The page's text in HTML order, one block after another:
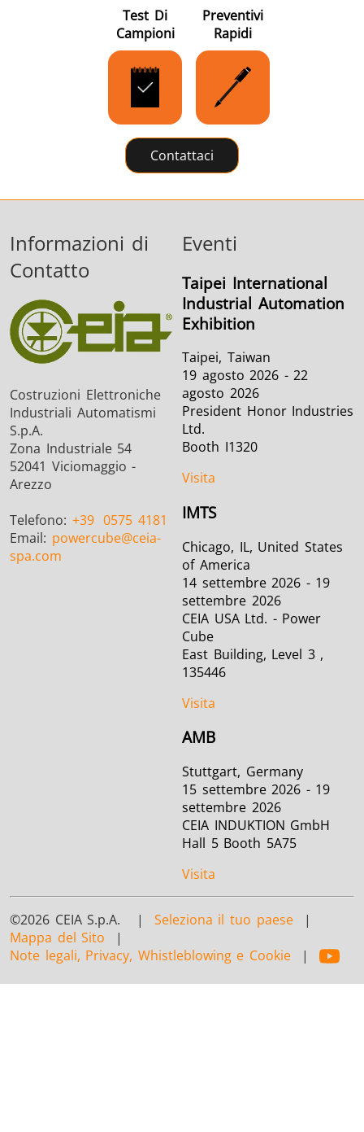
Test Di
Campioni
Preventivi
Rapidi
Contattaci
Informazioni di
Contatto
Costruzioni Elettroniche
Industriali Automatismi
S.p.A.
Zona Industriale 54
52041 Viciomaggio -
Arezzo
Telefono: +39 0575 4181
Email: powercube@ceia-
spa.com
Eventi
Taipei International
Industrial Automation
Exhibition
Taipei, Taiwan
19 agosto 2026 - 22
agosto 2026
President Honor Industries
Ltd.
Booth I1320
Visita
IMTS
Chicago, IL, United States
of America
14 settembre 2026 - 19
settembre 2026
CEIA USA Ltd. - Power
Cube
East Building, Level 3 ,
135446
Visita
AMB
Stuttgart, Germany
15 settembre 2026 - 19
settembre 2026
CEIA INDUKTION GmbH
Hall 5 Booth 5A75
Visita
©2026 CEIA S.p.A. | Seleziona il tuo paese|
Mappa del Sito |
Note legali, Privacy, Whistleblowing e Cookie|